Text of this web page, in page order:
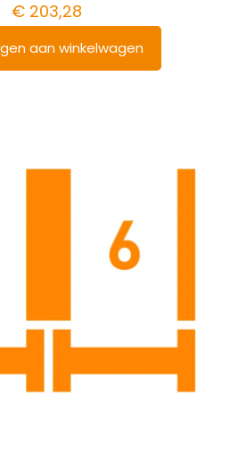
€203,28
aan winkelwagen